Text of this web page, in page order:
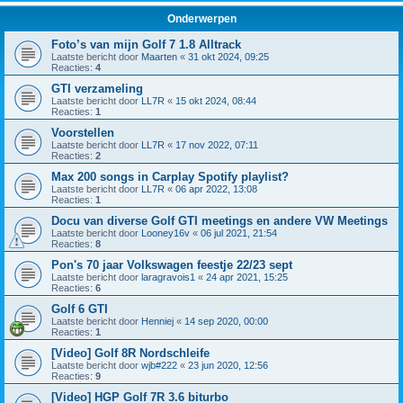
Onderwerpen
Foto’s van mijn Golf 7 1.8 Alltrack
Laatste bericht door Maarten « 31 okt 2024, 09:25
Reacties: 4
GTI verzameling
Laatste bericht door LL7R « 15 okt 2024, 08:44
Reacties: 1
Voorstellen
Laatste bericht door LL7R « 17 nov 2022, 07:11
Reacties: 2
Max 200 songs in Carplay Spotify playlist?
Laatste bericht door LL7R « 06 apr 2022, 13:08
Reacties: 1
Docu van diverse Golf GTI meetings en andere VW Meetings
Laatste bericht door Looney16v « 06 jul 2021, 21:54
Reacties: 8
Pon's 70 jaar Volkswagen feestje 22/23 sept
Laatste bericht door laragravois1 « 24 apr 2021, 15:25
Reacties: 6
Golf 6 GTI
Laatste bericht door Henniej « 14 sep 2020, 00:00
Reacties: 1
[Video] Golf 8R Nordschleife
Laatste bericht door wjb#222 « 23 jun 2020, 12:56
Reacties: 9
[Video] HGP Golf 7R 3.6 biturbo